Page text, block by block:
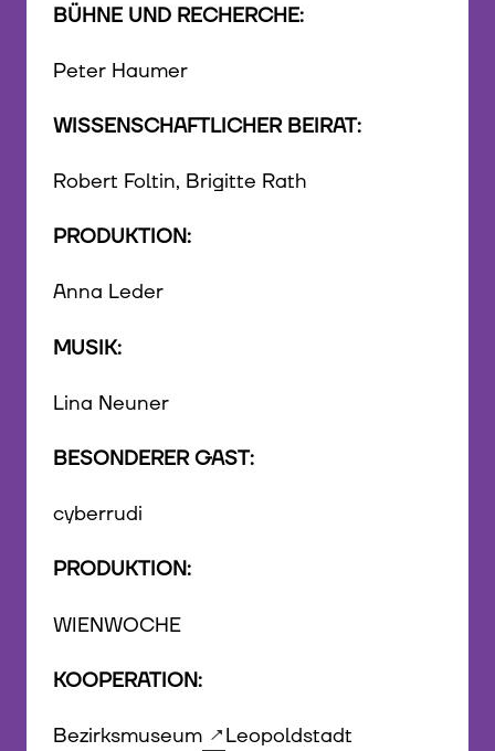
BÜHNE UND RECHERCHE:
Peter Haumer
WISSENSCHAFTLICHER BEIRAT:
Robert Foltin, Brigitte Rath
PRODUKTION:
Anna Leder
MUSIK:
Lina Neuner
BESONDERER GAST:
cyberrudi
PRODUKTION:
WIENWOCHE
KOOPERATION:
Bezirksmuseum Leopoldstadt